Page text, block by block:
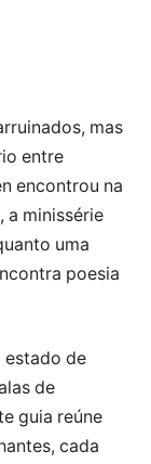
mas
entre
encontrou na
a minissérie
uma
poesia
estado de
de
guia reúne
cada